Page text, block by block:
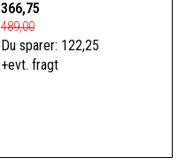
366,75
489,00
Du sparer: 122,25
+evt. fragt